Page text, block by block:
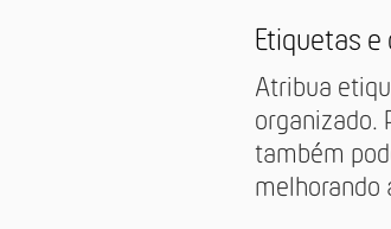
Etiquetas
Atribua
organizado.
também
melhorando